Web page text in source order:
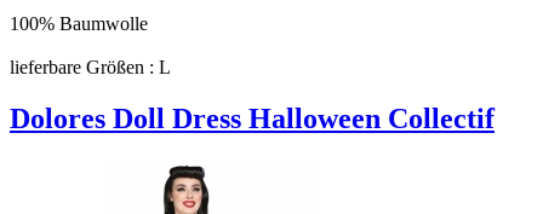
100% Baumwolle
lieferbare Größen : L
Dolores Doll Dress Halloween Collectif